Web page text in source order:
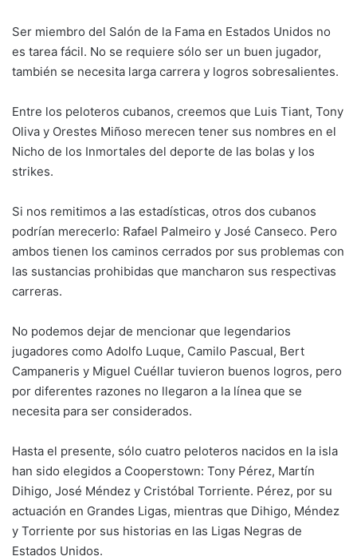
Ser miembro del Salón de la Fama en Estados Unidos no
es tarea fácil. No se requiere sólo ser un buen jugador,
también se necesita larga carrera y logros sobresalientes.
Entre los peloteros cubanos, creemos que Luis Tiant, Tony
Oliva y Orestes Miñoso merecen tener sus nombres en el
Nicho de los Inmortales del deporte de las bolas y los
strikes.
Si nos remitimos a las estadísticas, otros dos cubanos
podrían merecerlo: Rafael Palmeiro y José Canseco. Pero
ambos tienen los caminos cerrados por sus problemas con
las sustancias prohibidas que mancharon sus respectivas
carreras.
No podemos dejar de mencionar que legendarios
jugadores como Adolfo Luque, Camilo Pascual, Bert
Campaneris y Miguel Cuéllar tuvieron buenos logros, pero
por diferentes razones no llegaron a la línea que se
necesita para ser considerados.
Hasta el presente, sólo cuatro peloteros nacidos en la isla
han sido elegidos a Cooperstown: Tony Pérez, Martín
Dihigo, José Méndez y Cristóbal Torriente. Pérez, por su
actuación en Grandes Ligas, mientras que Dihigo, Méndez
y Torriente por sus historias en las Ligas Negras de
Estados Unidos.